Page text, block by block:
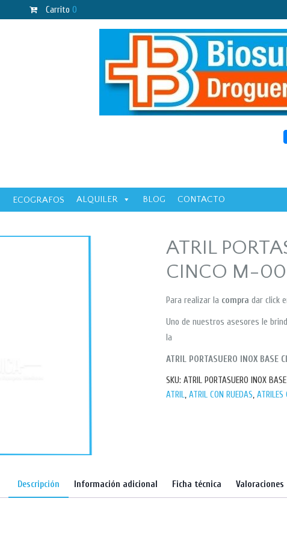
Carrito 0
ECOGRAFOS ALQUILER BLOG CONTACTO
ATRIL
CINCO M-
Para realizar la compra dar click
Uno de nuestros asesores le
la
ATRIL PORTASUERO INOX BASE
SKU: ATRIL PORTASUERO INOX
ATRIL, ATRIL CON RUEDAS, ATRILES
Descripción Información adicional Ficha técnica Valoraciones